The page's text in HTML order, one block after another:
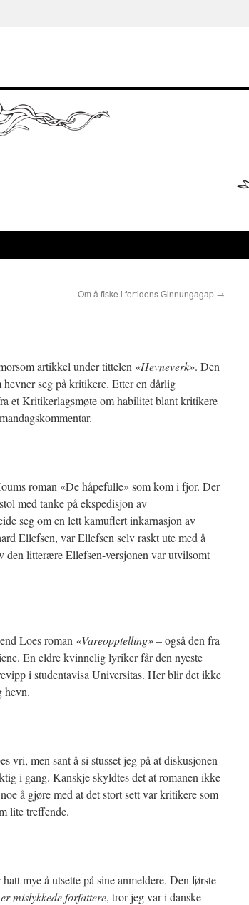
Om å fiske i fortidens Ginnungagap →
artikkel under tittelen «Hevneverk». Den
seg på kritikere. Etter en dårlig
et Kritikerlagsmøte om habilitet blant kritikere
roman «De håpefulle» som kom i fjor. Der
med tanke på ekspedisjon av
seg om en lett kamuflert inkarnasjon av
Ellefsen, var Ellefsen selv raskt ute med å
litterære Ellefsen-versjonen var utvilsomt
Loes roman «Vareopptelling»– også den fra
En eldre kvinnelig lyriker får den nyeste
i studentavisa Universitas. Her blir det ikke
hevn.
vri, men sant å si stusset jeg på at diskusjonen
i gang. Kanskje skyldtes det at romanen ikke
å gjøre med at det stort sett var kritikere som
lite treffende.
mye å utsette på sine anmeldere. Den første
mislykkede forfattere, tror jeg var i danske